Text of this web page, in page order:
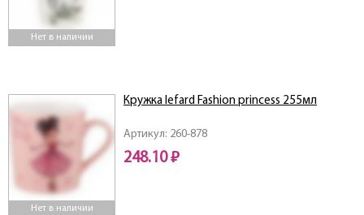
Нет в наличии
Нет в наличии
Артикул: 260-878
Кружка lefard Fashion princess 255мл
248.10 ₽